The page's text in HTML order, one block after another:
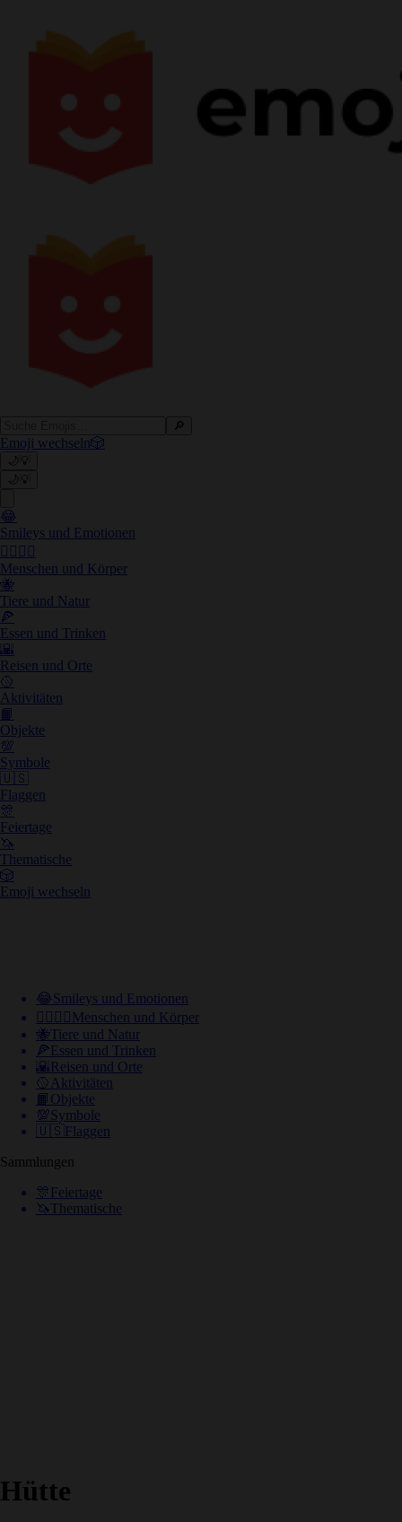
🔎
Emoji wechseln🎲
🌙 💡
🌙 💡
😂
Smileys und Emotionen
👩‍❤️‍💋‍👨
Menschen und Körper
🐝
Tiere und Natur
🍕
Essen und Trinken
🌇
Reisen und Orte
🥎
Aktivitäten
📙
Objekte
💯
Symbole
🇺🇸
Flaggen
🎊
Feiertage
🦄
Thematische
🎲
Emoji wechseln
😂Smileys und Emotionen
👩‍❤️‍💋‍👨 Menschen und Körper
🐝 Tiere und Natur
🍕Essen und Trinken
🌇Reisen und Orte
🥎 Aktivitäten
📙 Objekte
💯Symbole
🇺🇸Flaggen
Sammlungen
🎊 Feiertage
🦄 Thematische
Hütte